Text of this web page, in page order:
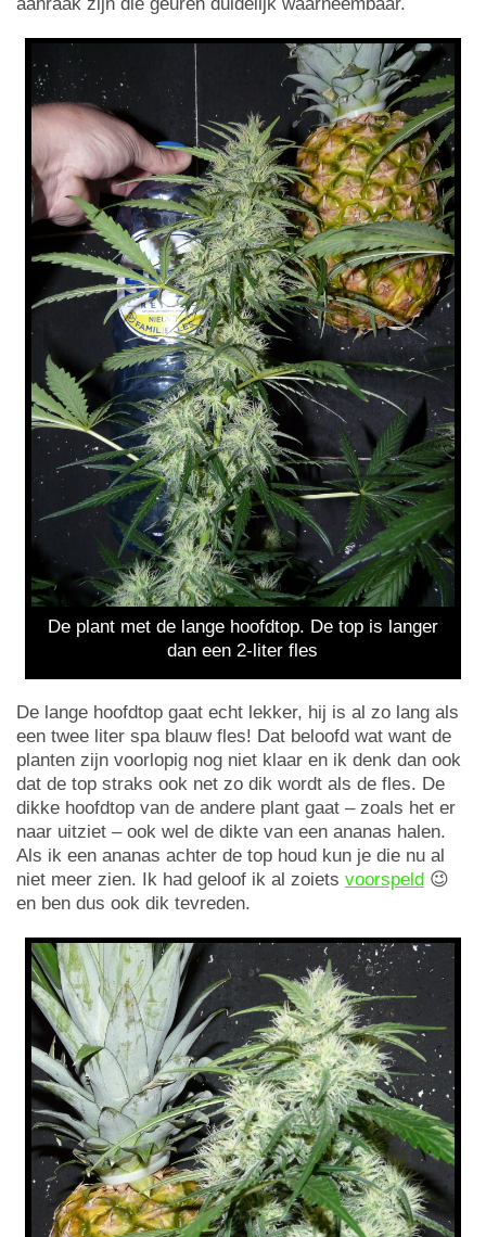
De plant met de lange hoofdtop. De top is langer
dan een 2-liter fles
De lange hoofdtop gaat echt lekker, hij is al zo lang als
een twee liter spa blauw fles! Dat beloofd wat want de
planten zijn voorlopig nog niet klaar en ik denk dan ook
dat de top straks ook net zo dik wordt als de fles. De
dikke hoofdtop van de andere plant gaat – zoals het er
naar uitziet – ook wel de dikte van een ananas halen.
Als ik een ananas achter de top houd kun je die nu al
niet meer zien. Ik had geloof ik al zoiets voorspeld 😉
en ben dus ook dik tevreden.